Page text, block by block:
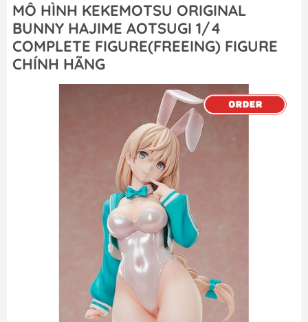
MÔ HÌNH KEKEMOTSU ORIGINAL
BUNNY HAJIME AOTSUGI 1/4
COMPLETE FIGURE(FREEING) FIGURE
CHÍNH HÃNG